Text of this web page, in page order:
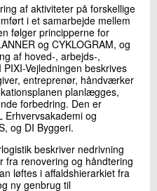
af aktiviteter på forskellige
i et samarbejde mellem
følger principperne for
og CYKLOGRAM, og
af hoved-, arbejds-,
Vejledningen beskrives
entreprenør, håndværker
planlægges,
forbedring. Den er
Erhvervsakademi og
og DI Byggeri.
beskriver nedrivning
fra renovering og håndtering
løftes i affaldshierarkiet fra
ny genbrug til